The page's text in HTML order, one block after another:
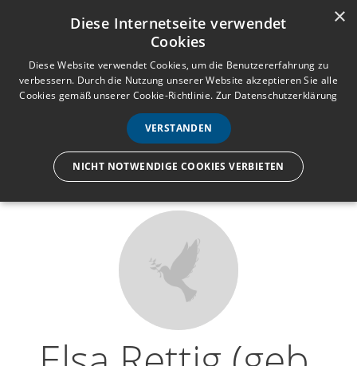
Anmelden Registrieren
e
n
ü
Wir lassen nur die Hand los,
×
Diese Internetseite verwendet
Cookies
Diese Website verwendet Cookies, um die Benutzererfahrung zu
verbessern. Durch die Nutzung unserer Website akzeptieren Sie alle
Cookies gemäß unserer Cookie-Richtlinie. Zur Datenschutzerklärung
VERSTANDEN
NICHT NOTWENDIGE COOKIES VERBIETEN